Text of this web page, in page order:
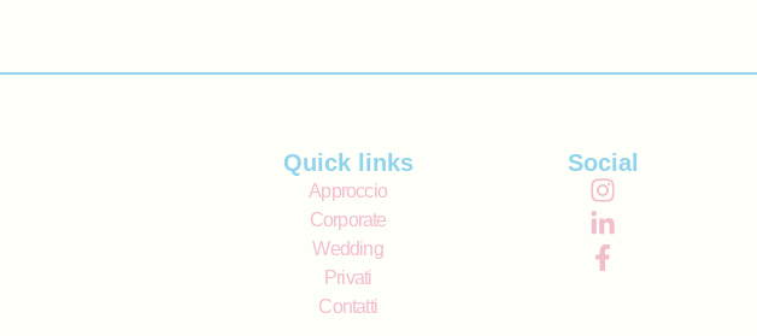
Quick links
Approccio
Corporate
Wedding
Privati
Contatti
Social